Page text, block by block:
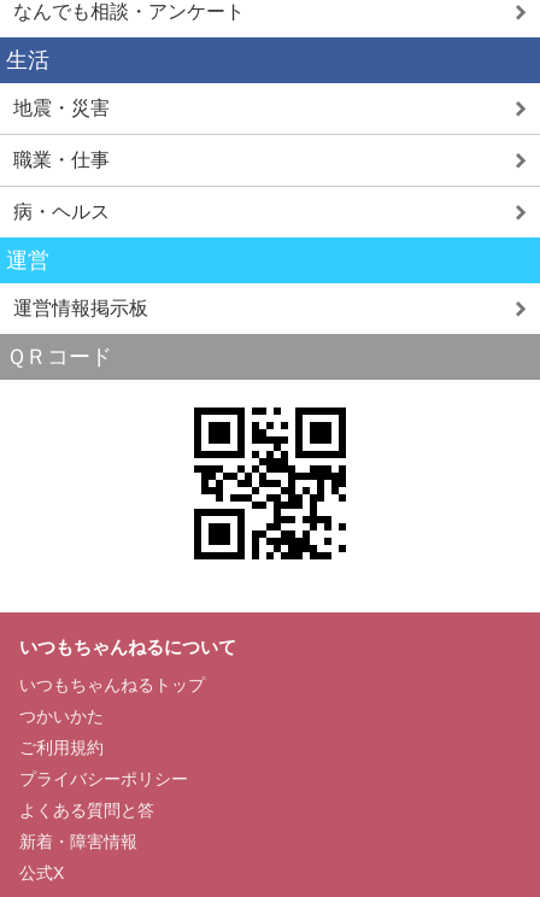
なんでも相談・アンケート
生活
地震・災害
職業・仕事
病・ヘルス
運営
運営情報掲示板
ＱＲコード
いつもちゃんねるについて
いつもちゃんねるトップ
つかいかた
ご利用規約
プライバシーポリシー
よくある質問と答
新着・障害情報
公式X